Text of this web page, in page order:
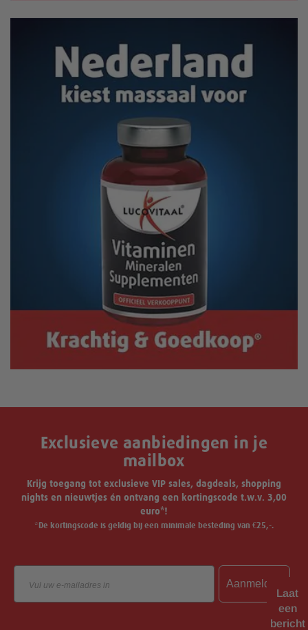
Exclusieve aanbiedingen in je
mailbox
Krijg toegang tot exclusieve VIP sales, dagdeals, shopping
nights en nieuwtjes én ontvang een kortingscode t.w.v. 3,00
euro*!
*De kortingscode is geldig bij een minimale besteding van €25,-.
Email
Aanmelden
Laat
een
bericht